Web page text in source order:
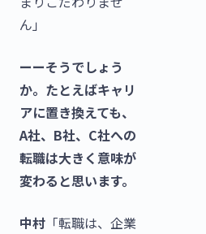
ん」
ーーそうでしょう
か。たとえばキャリ
アに置き換えても、
A社、B社、C社への
転職は大きく意味が
変わると思います。
中村 「転職は、企業